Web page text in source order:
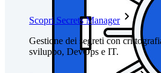
Scopri Secrets Manager
Gestione dei segreti con
sviluppo, DevOps e IT.